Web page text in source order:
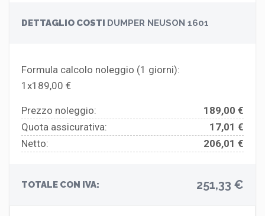
DETTAGLIO COSTI DUMPER NEUSON 1601
Formula calcolo noleggio (1 giorni):
1x189,00 €
Prezzo noleggio:
189,00 €
Quota assicurativa:
17,01 €
Netto:
206,01 €
TOTALE CON IVA: 251,33 €